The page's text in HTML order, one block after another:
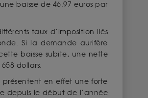
baisse de 46.97 euros par
taux d’imposition liés
Si la demande aurifère
baisse subite, une nette
dollars.
présentent en effet une forte
depuis le début de l’année